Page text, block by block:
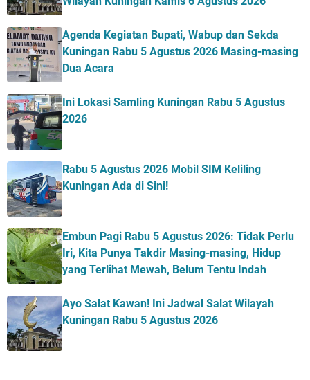
Agenda Kegiatan Bupati, Wabup dan Sekda
Kuningan Rabu 5 Agustus 2026 Masing-masing
Dua Acara
Ini Lokasi Samling Kuningan Rabu 5 Agustus
2026
Rabu 5 Agustus 2026 Mobil SIM Keliling
Kuningan Ada di Sini!
Embun Pagi Rabu 5 Agustus 2026: Tidak Perlu
Iri, Kita Punya Takdir Masing-masing, Hidup
yang Terlihat Mewah, Belum Tentu Indah
Ayo Salat Kawan! Ini Jadwal Salat Wilayah
Kuningan Rabu 5 Agustus 2026